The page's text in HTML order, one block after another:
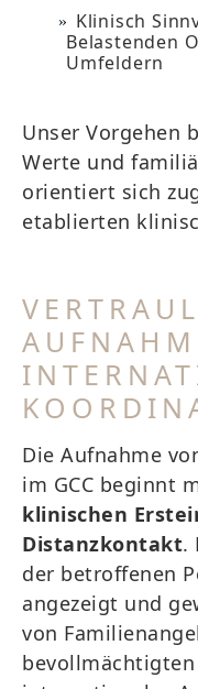
Klinisch
Belastenden
Umfeldern
Unser Vorgehen
Werte und
orientiert sich
etablierten
Die Aufnahme
im GCC beginnt
klinischen
Distanzkontakt.
der betroffenen
angezeigt und
von